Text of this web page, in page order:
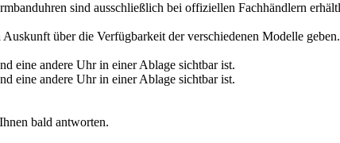
sind ausschließlich bei offiziellen Fachhändlern
über die Verfügbarkeit der verschiedenen Modelle geben.
bald antworten.